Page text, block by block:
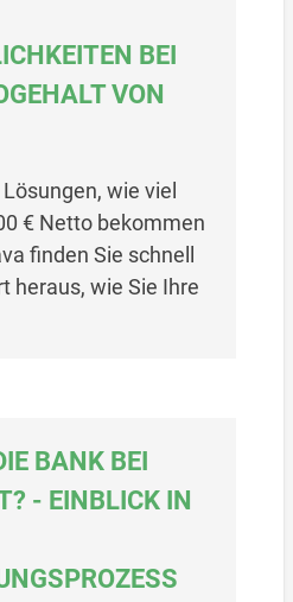
BEI
VON
wie viel
€ Netto bekommen
finden Sie schnell
heraus, wie Sie Ihre
BANK BEI
- EINBLICK IN